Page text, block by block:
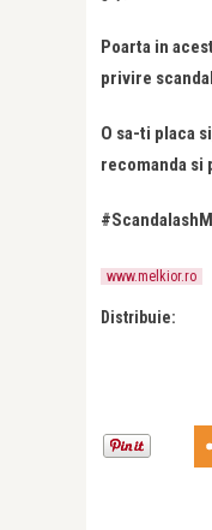
Poarta in
privire
O sa-ti placa
recomanda si
www.melkior.ro
Distribuie: